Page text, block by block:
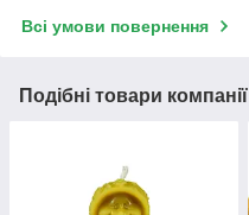
Всі умови повернення
Подібні товари компанії